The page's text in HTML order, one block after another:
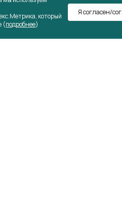
который
(подробнее)
Я согласен/